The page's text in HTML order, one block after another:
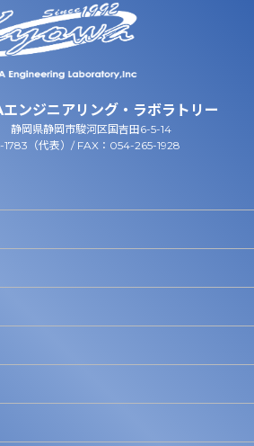
ンジニアリング・ラボラトリー
岡県静岡市駿河区国吉田6-5-14
（代表）/ FAX：054-265-1928